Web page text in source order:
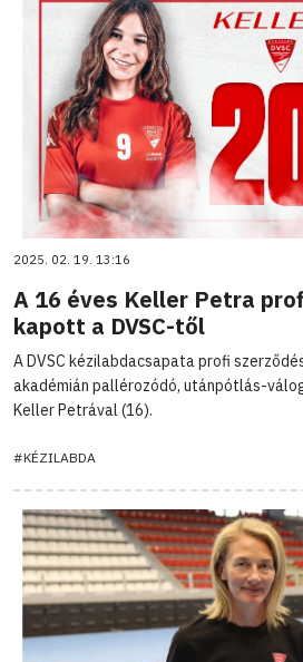
2025. 02. 19. 13:16
A 16 éves Keller Petra
kapott a DVSC-től
A DVSC kézilabdacsapata profi
akadémián pallérozódó, utánpótlás-
Keller Petrával (16).
#KÉZILABDA